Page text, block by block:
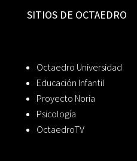
SITIOS DE OCTAEDRO
Octaedro Universidad
Educación Infantil
Proyecto Noria
Psicología
OctaedroTV